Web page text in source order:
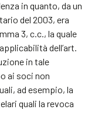
in quanto, da un
del 2003, era
3, c.c., la quale
dell’art.
in tale
ai soci non
ad esempio, la
quali la revoca